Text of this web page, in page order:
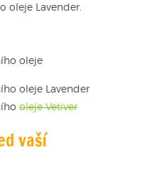
oleje Lavender.
oleje
oleje Lavender
oleje Vetiver
vaší